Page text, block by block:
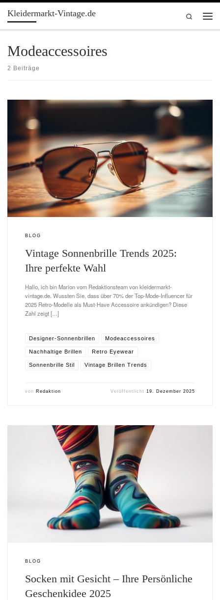
Zum Inhalt springen
Kleidermarkt-Vintage.de
Search
Modeaccessoires
2 Beiträge
BLOG
Vintage Sonnenbrille Trends 2025:
Ihre perfekte Wahl
Hallo, ich bin Marion vom Redaktionsteam von kleidermarkt-
vintage.de. Wussten Sie, dass über 70% der Top-Mode-Influencer für
2025 Retro-Modelle als Must-Have Accessoire ankündigen? Diese
Zahl zeigt […]
Designer-Sonnenbrillen Modeaccessoires
Nachhaltige Brillen Retro Eyewear
Sonnenbrille Stil Vintage Brillen Trends
von Redaktion Veröffentlicht19. Dezember 2025
BLOG
Socken mit Gesicht – Ihre Persönliche
Geschenkidee 2025